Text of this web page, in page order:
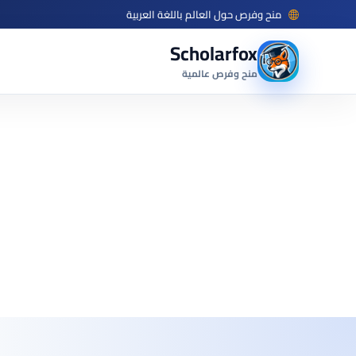
منح وفرص حول العالم باللغة العربية
Scholarfox
منح وفرص عالمية